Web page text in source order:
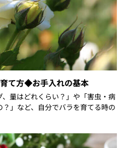
て方◆お手入れの基本
、量はどれくらい？」や「害虫・病
」など、自分でバラを育てる時の